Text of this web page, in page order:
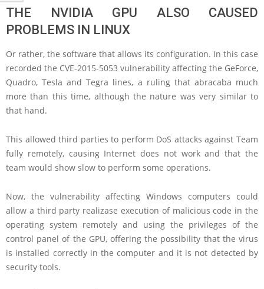
THE NVIDIA GPU ALSO CAUSED
PROBLEMS IN LINUX
Or rather, the software that allows its configuration. In this case
recorded the CVE-2015-5053 vulnerability affecting the GeForce,
Quadro, Tesla and Tegra lines, a ruling that abracaba much
more than this time, although the nature was very similar to
that hand.
This allowed third parties to perform DoS attacks against Team
fully remotely, causing Internet does not work and that the
team would show slow to perform some operations.
Now, the vulnerability affecting Windows computers could
allow a third party realizase execution of malicious code in the
operating system remotely and using the privileges of the
control panel of the GPU, offering the possibility that the virus
is installed correctly in the computer and it is not detected by
security tools.